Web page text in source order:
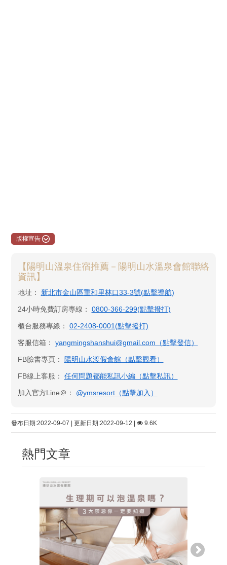
版權宣告
【陽明山溫泉住宿推薦－陽明山水溫泉會館聯絡
資訊】
地址： 新北市金山區重和里林口33-3號(點擊導航)
24小時免費訂房專線： 0800-366-299(點擊撥打)
櫃台服務專線： 02-2408-0001(點擊撥打)
客服信箱： yangmingshanshui@gmail.com（點擊發信）
FB臉書專頁： 陽明山水渡假會館​（點擊觀看）
FB線上客服： 任何問題都能私訊小編（點擊私訊）
加入官方Line＠： @ymsresort（點擊加入）
發布日期:2022-09-07 | 更新日期:2022-09-12 | 9.6K
熱門文章